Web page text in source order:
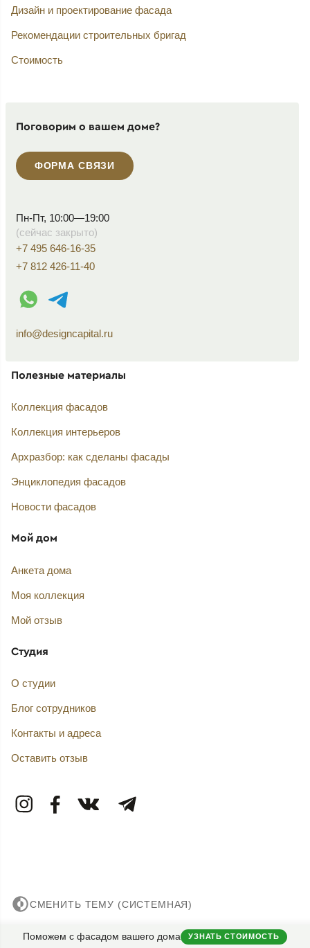
Поможем с фасадом вашего дома УЗНАТЬ СТОИМОСТЬ
Дизайн и проектирование фасада
Рекомендации строительных бригад
Стоимость
Поговорим о вашем доме?
ФОРМА СВЯЗИ
Пн-Пт, 10:00—19:00
(сейчас закрыто)
+7 495 646-16-35
+7 812 426-11-40
WhatsApp контакт
Telegram контакт
info@designcapital.ru
Полезные материалы
Коллекция фасадов
Коллекция интерьеров
Архразбор: как сделаны фасады
Энциклопедия фасадов
Новости фасадов
Мой дом
Анкета дома
Моя коллекция
Мой отзыв
Студия
О студии
Блог сотрудников
Контакты и адреса
Оставить отзыв
СМЕНИТЬ ТЕМУ (СИСТЕМНАЯ)
© 2007——2026 Дизайн-Капитал.